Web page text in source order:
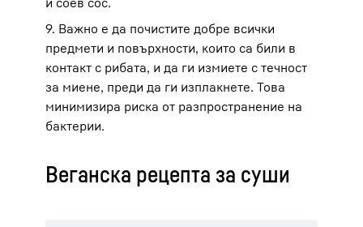
9. Важно е да почистите добре всички
предмети и повърхности, които са били в
контакт с рибата, и да ги измиете с течност
за миене, преди да ги изплакнете. Това
минимизира риска от разпространение на
бактерии.
Веганска рецепта за суши